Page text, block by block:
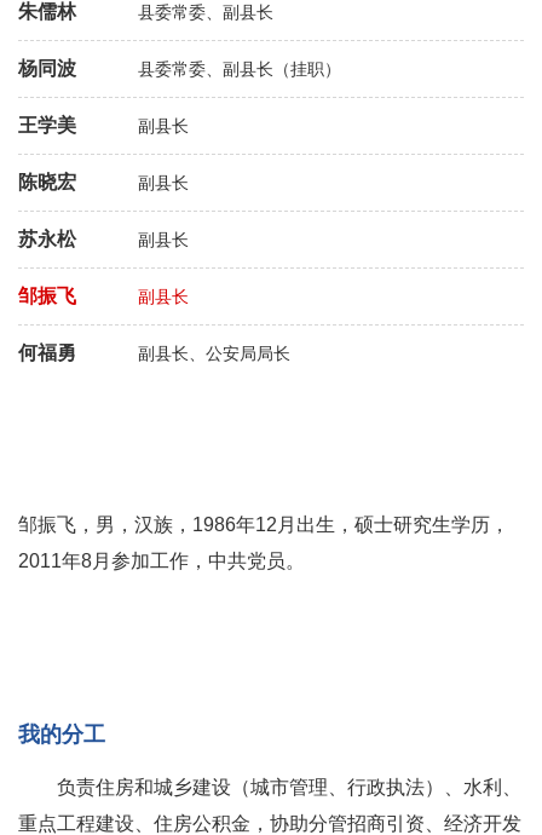
朱儒林 县委常委、副县长
杨同波 县委常委、副县长（挂职）
王学美 副县长
陈晓宏 副县长
苏永松 副县长
邹振飞 副县长
何福勇 副县长、公安局局长
邹振飞，男，汉族，1986年12月出生，硕士研究生学历，
2011年8月参加工作，中共党员。
我的分工
负责住房和城乡建设（城市管理、行政执法）、水利、
重点工程建设、住房公积金，协助分管招商引资、经济开发